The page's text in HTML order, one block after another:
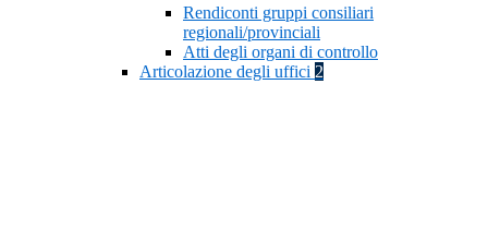
Rendiconti gruppi consiliari
regionali/provinciali
Atti degli organi di controllo
Articolazione degli uffici 2